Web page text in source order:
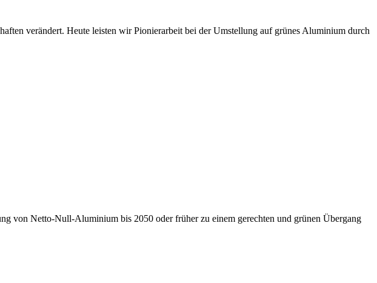
verändert. Heute leisten wir Pionierarbeit bei der Umstellung auf grünes Aluminium durch
von Netto-Null-Aluminium bis 2050 oder früher zu einem gerechten und grünen Übergang